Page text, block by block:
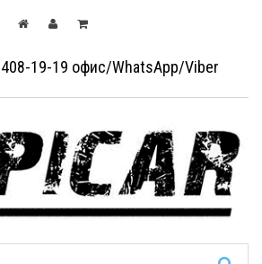
19-19 офис/WhatsApp/Viber